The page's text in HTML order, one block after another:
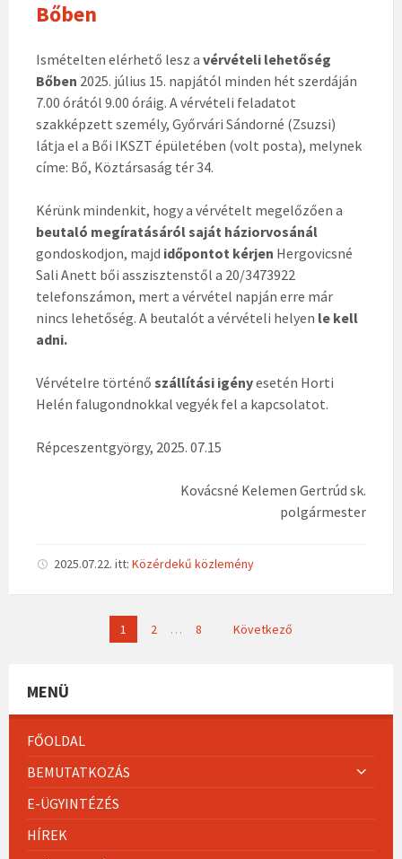
Bőben
Ismételten elérhető lesz a vérvételi lehetőség
Bőben 2025. július 15. napjától minden hét szerdáján
7.00 órától 9.00 óráig. A vérvételi feladatot
szakképzett személy, Győrvári Sándorné (Zsuzsi)
látja el a Bői IKSZT épületében (volt posta), melynek
címe: Bő, Köztársaság tér 34.
Kérünk mindenkit, hogy a vérvételt megelőzően a
beutaló megíratásárólsaját háziorvosánál
gondoskodjon, majd időpontot kérjen Hergovicsné
Sali Anett bői asszisztenstől a 20/3473922
telefonszámon, mert a vérvétel napján erre már
nincs lehetőség. A beutalót a vérvételi helyen le kell
adni.
Vérvételre történő szállítási igényesetén Horti
Helén falugondnokkal vegyék fel a kapcsolatot.
Répceszentgyörgy, 2025. 07.15
Kovácsné Kelemen Gertrúd sk.
polgármester
2025.07.22. itt: Közérdekű közlemény
1 2 … 8 Következő
MENÜ
FŐOLDAL
BEMUTATKOZÁS
E-ÜGYINTÉZÉS
HÍREK